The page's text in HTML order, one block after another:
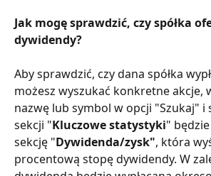
Jak mogę sprawdzić, czy spółka
dywidendy?
Aby sprawdzić, czy dana spółka
możesz wyszukać konkretne akcje,
nazwę lub symbol w opcji "Szukaj" i
sekcji "Kluczowe statystyki"
sekcję "Dywidenda/zysk", która
procentową stopę dywidendy. W